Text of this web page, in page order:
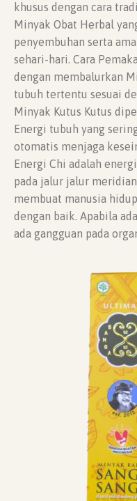
khusus dengan cara
Minyak Obat Herbal
penyembuhan serta
sehari-hari. Cara
dengan membalurkan
tubuh tertentu sesuai
Minyak Kutus Kutus
Energi tubuh yang
otomatis menjaga
Energi Chi adalah
pada jalur jalur
membuat manusia
dengan baik. Apabila
ada gangguan pada